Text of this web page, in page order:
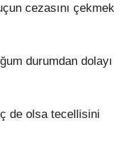
cezasını çekmek
durumdan dolayı
de olsa tecellisini